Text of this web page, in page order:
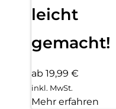
leicht
gemacht!
ab 19,99 €
inkl. MwSt.
Mehr erfahren